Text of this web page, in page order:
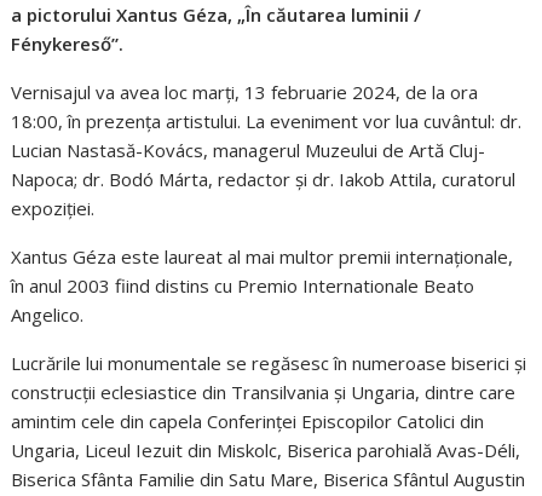
a pictorului Xantus Géza, „În căutarea luminii /
Fénykereső”.
Vernisajul va avea loc marți, 13 februarie 2024, de la ora
18:00, în prezența artistului. La eveniment vor lua cuvântul: dr.
Lucian Nastasă-Kovács, managerul Muzeului de Artă Cluj-
Napoca; dr. Bodó Márta, redactor și dr. Iakob Attila, curatorul
expoziției.
Xantus Géza este laureat al mai multor premii internaționale,
în anul 2003 fiind distins cu Premio Internationale Beato
Angelico.
Lucrările lui monumentale se regăsesc în numeroase biserici și
construcții eclesiastice din Transilvania și Ungaria, dintre care
amintim cele din capela Conferinței Episcopilor Catolici din
Ungaria, Liceul Iezuit din Miskolc, Biserica parohială Avas-Déli,
Biserica Sfânta Familie din Satu Mare, Biserica Sfântul Augustin